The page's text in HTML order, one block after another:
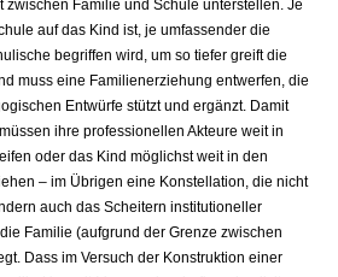
zwischen Familie und Schule unterstellen. Je
auf das Kind ist, je umfassender die
begriffen wird, um so tiefer greift die
muss eine Familienerziehung entwerfen, die
Entwürfe stützt und ergänzt. Damit
ihre professionellen Akteure weit in
oder das Kind möglichst weit in den
– im Übrigen eine Konstellation, die nicht
auch das Scheitern institutioneller
Familie (aufgrund der Grenze zwischen
Dass im Versuch der Konstruktion einer